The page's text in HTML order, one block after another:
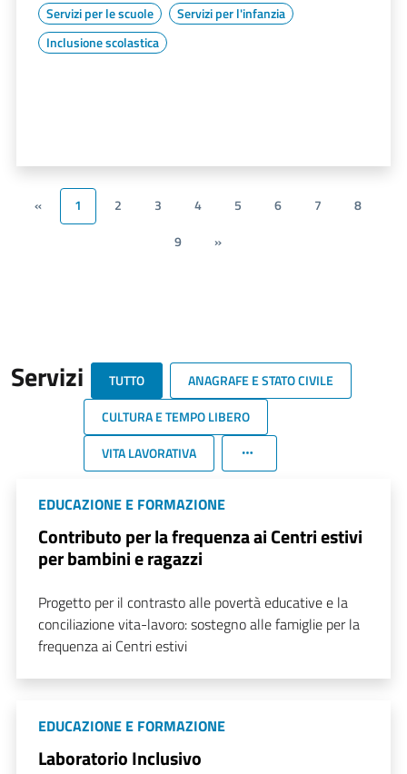
Servizi per le scuole
Servizi per l'infanzia
Inclusione scolastica
« 1 2 3 4 5 6 7
8
9
»
Servizi TUTTO
ANAGRAFE E STATO CIVILE
CULTURA E TEMPO LIBERO
VITA LAVORATIVA
EDUCAZIONE E FORMAZIONE
Contributo per la frequenza ai Centri estivi
per bambini e ragazzi
Progetto per il contrasto alle povertà educative e la
conciliazione vita-lavoro: sostegno alle famiglie per la
frequenza ai Centri estivi
EDUCAZIONE E FORMAZIONE
Laboratorio Inclusivo